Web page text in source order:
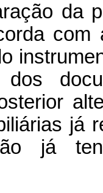
da
dos
já
já